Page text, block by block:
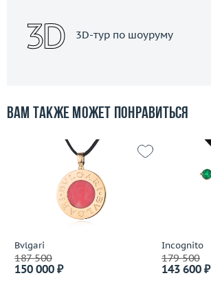
3D-тур по шоуруму
Вам также может понравиться
Bvlgari
187 500
150 000 ₽
Incognito
179 500
143 600 ₽